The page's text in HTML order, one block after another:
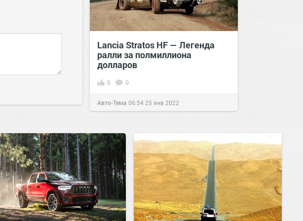
Lancia Stratos HF — Легенда
ралли за полмиллиона
долларов
0 0
Авто-Тема 06:54 25 янв 2022